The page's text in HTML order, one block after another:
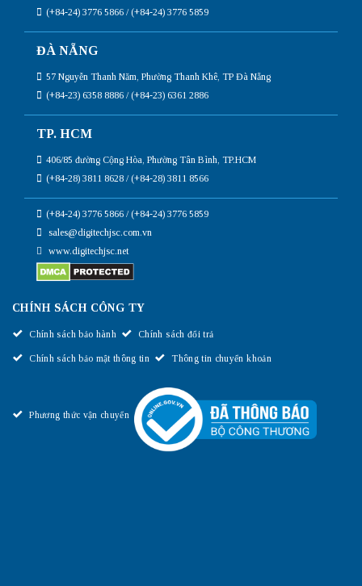
(+84-24) 3776 5866 / (+84-24) 3776 5859
ĐÀ NẴNG
57 Nguyễn Thanh Năm, Phường Thanh Khê, TP Đà Nẵng
(+84-23) 6358 8886 / (+84-23) 6361 2886
TP. HCM
406/85 đường Cộng Hòa, Phường Tân Bình, TP.HCM
(+84-28) 3811 8628 / (+84-28) 3811 8566
(+84-24) 3776 5866 / (+84-24) 3776 5859
sales@digitechjsc.com.vn
www.digitechjsc.net
CHÍNH SÁCH CÔNG TY
Chính sách bảo hành Chính sách đổi trả
Chính sách bảo mật thông tin Thông tin chuyển khoản
Phương thức vận chuyển